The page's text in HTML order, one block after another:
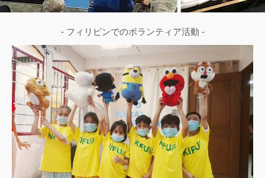
- フィリピンでのボランティア活動 -